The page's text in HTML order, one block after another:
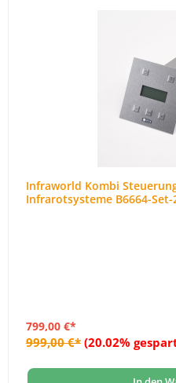
Infraworld Kombi
Infrarotsysteme B6664-Set-
799,00 €*
999,00 €* (20.02%